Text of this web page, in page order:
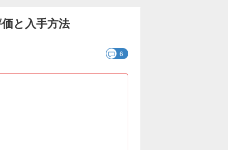
と入手方法
6